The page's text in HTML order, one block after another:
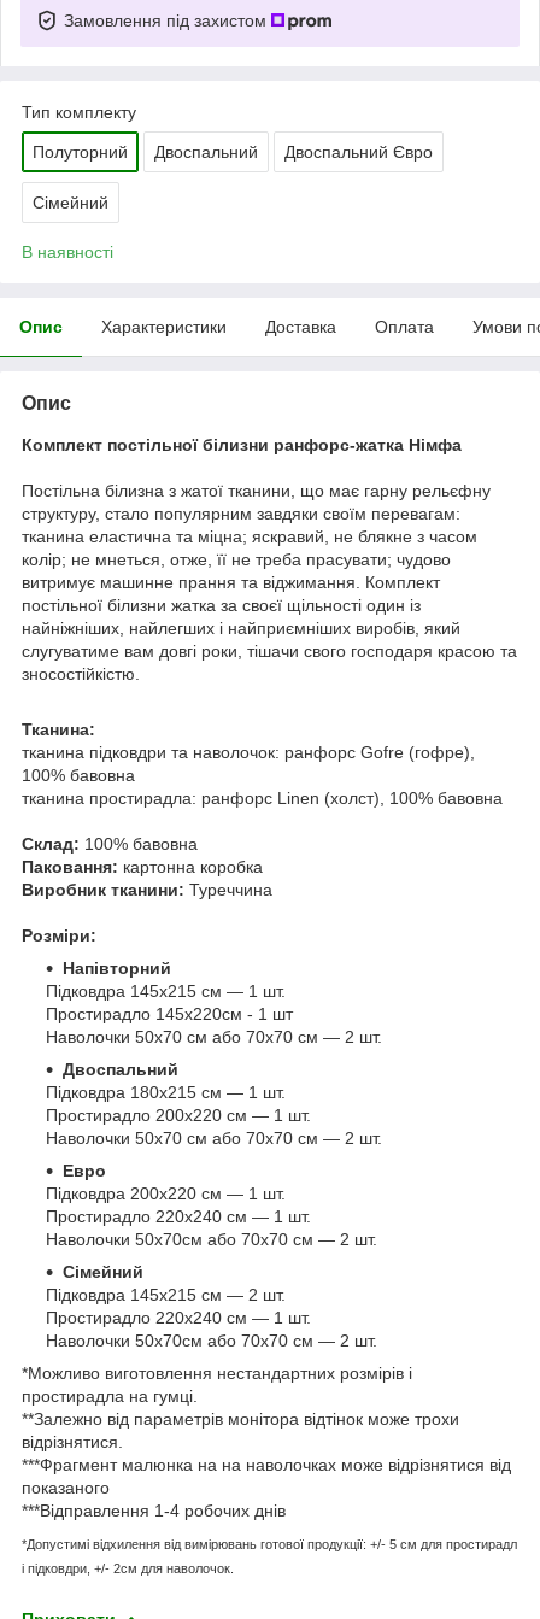
Замовлення під захистом
Тип комплекту
Полуторний Двоспальний Двоспальний Євро
Сімейний
В наявності
Опис Характеристики Доставка Оплата Умови
Опис
Комплект постільної білизни ранфорс-жатка Німфа
Постільна білизна з жатої тканини, що має гарну рельєфну
структуру, стало популярним завдяки своїм перевагам:
тканина еластична та міцна; яскравий, не блякне з часом
колір; не мнеться, отже, її не треба прасувати; чудово
витримує машинне прання та віджимання. Комплект
постільної білизни жатка за своєї щільності один із
найніжніших, найлегших і найприємніших виробів, який
слугуватиме вам довгі роки, тішачи свого господаря красою та
зносостійкістю.
Тканина:
тканина підковдри та наволочок: ранфорс Gofre (гофре),
100% бавовна
тканина простирадла: ранфорс Linen (холст), 100% бавовна
Склад: 100% бавовна
Паковання: картонна коробка
Виробник тканини: Туреччина
Розміри:
Напівторний
Підковдра 145х215 см — 1 шт.
Простирадло 145х220см - 1 шт
Наволочки 50х70 см або 70х70 см — 2 шт.
Двоспальний
Підковдра 180х215 см — 1 шт.
Простирадло 200х220 см — 1 шт.
Наволочки 50х70 см або 70х70 см — 2 шт.
Евро
Підковдра 200х220 см — 1 шт.
Простирадло 220х240 см — 1 шт.
Наволочки 50х70см або 70х70 см — 2 шт.
Сімейний
Підковдра 145х215 см — 2 шт.
Простирадло 220х240 см — 1 шт.
Наволочки 50х70см або 70х70 см — 2 шт.
*Можливо виготовлення нестандартних розмірів і
простирадла на гумці.
**Залежно від параметрів монітора відтінок може трохи
відрізнятися.
***Фрагмент малюнка на на наволочках може відрізнятися від
показаного
***Відправлення 1-4 робочих днів
*Допустимі відхилення від вимірювань готової продукції: +/- 5 см для простирадл
і підковдри, +/- 2см для наволочок.